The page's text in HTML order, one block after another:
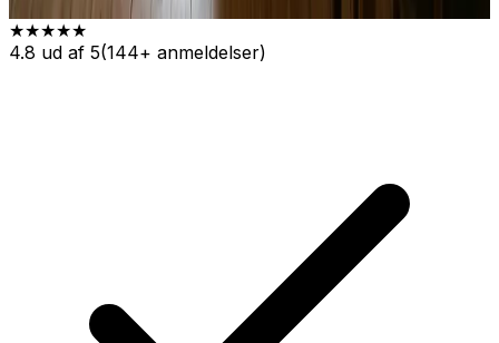
★★★★★
4.8 ud af 5(144+ anmeldelser)